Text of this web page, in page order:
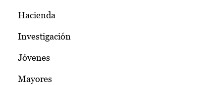
Hacienda
Investigación
Jóvenes
Mayores